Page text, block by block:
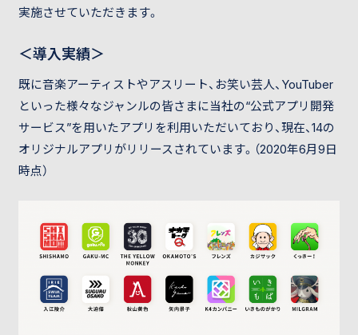
実施させていただきます。
＜導入実績＞
既に音楽アーティストやアスリート、お笑い芸人、YouTuber
といった様々なジャンルの皆さまに当社の“公式アプリ開発
サービス”を用いたアプリを利用いただいており、現在、14の
オリジナルアプリがリリースされています。（2020年6月9日
時点）